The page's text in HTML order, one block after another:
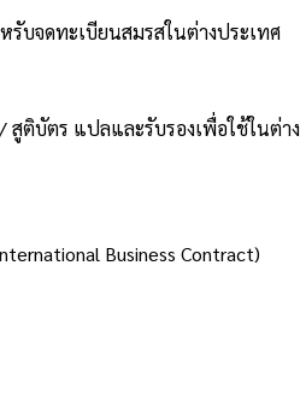
รับจดทะเบียนสมรสในต่างประเทศ
ติบัตร แปลและรับรองเพื่อใช้ในต่าง
Business Contract)